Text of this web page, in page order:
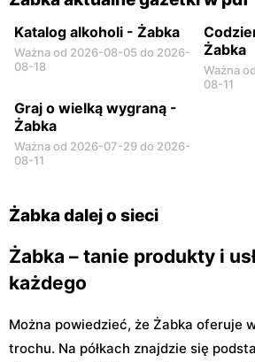
Katalog alkoholi - Żabka
Ważna od 2026-08-05 do 2026-
08-18
Żabka
Ważna
08-11
Graj o wielką wygraną -
Żabka
Ważna od 2026-07-29 do 2026-
08-11
Żabka dalej o sieci
Żabka – tanie produkty i
każdego
Można powiedzieć, że Żabka oferuje
trochu. Na półkach znajdzie się